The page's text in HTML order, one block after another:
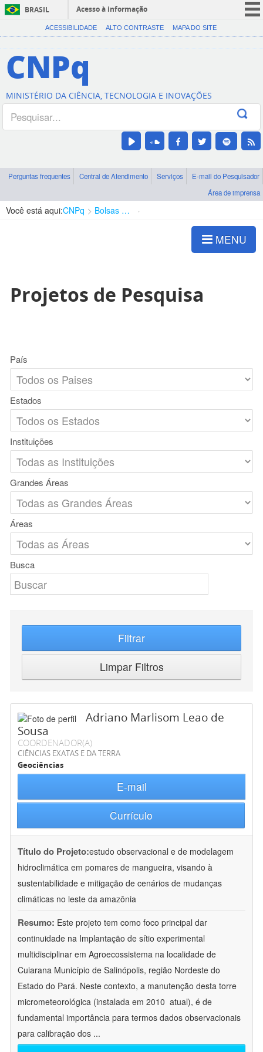
BRASIL
Acesso à informação
CORONAVÍRUS (COVID-19)
Canais
ACESSIBILIDADE ALTO CONTRASTE MAPA DO SITE
CNPq
MINISTÉRIO DA CIÊNCIA, TECNOLOGIA E INOVAÇÕES
Perguntas frequentes Central de Atendimento Serviços
E-mail do Pesquisador
Área de imprensa
Você está aqui:CNPq Bolsas e Auxílios Vigentes
MENU
Projetos de Pesquisa
País
Estados
Instituições
Grandes Áreas
Áreas
Busca
Filtrar
Limpar Filtros
Adriano Marlisom Leao de
Sousa
COORDENADOR(A)
CIÊNCIAS EXATAS E DA TERRA
Geociências
E-mail
Currículo
Título do Projeto:estudo observacional e de modelagem
hidroclimática em pomares de mangueira, visando à
sustentabilidade e mitigação de cenários de mudanças
climáticas no leste da amazônia
Resumo: Este projeto tem como foco principal dar
continuidade na Implantação de sítio experimental
multidisciplinar em Agroecossistema na localidade de
Cuiarana Município de Salinópolis, região Nordeste do
Estado do Pará. Neste contexto, a manutenção desta torre
micrometeorológica (instalada em 2010  atual), é de
fundamental importância para termos dados observacionais
para calibração dos ...